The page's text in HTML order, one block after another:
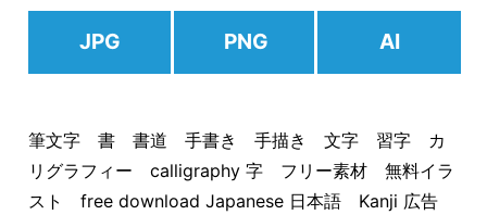
JPG PNG AI
筆文字 書 書道 手書き 手描き 文字 習字 カ
リグラフィー calligraphy 字 フリー素材 無料イラ
スト free download Japanese 日本語 Kanji 広告